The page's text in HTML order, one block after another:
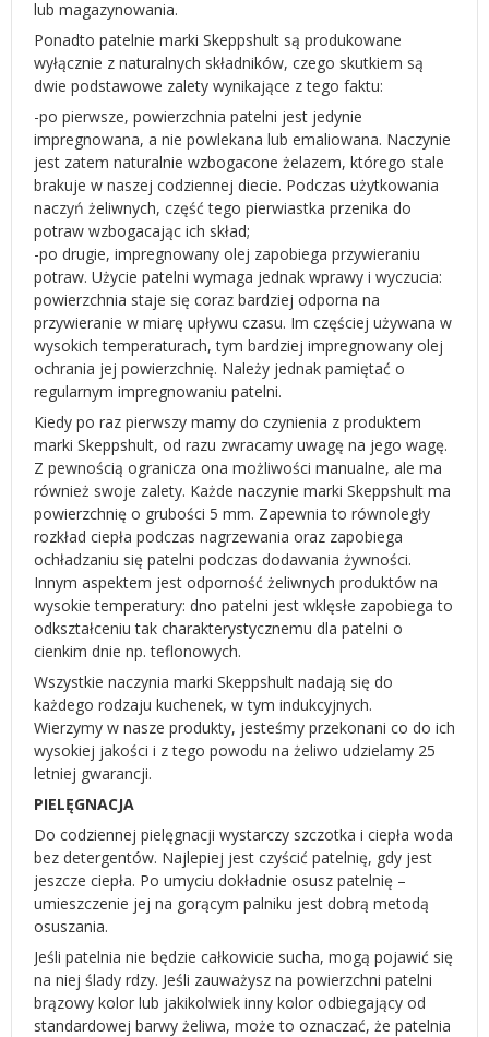
lub magazynowania.
Ponadto patelnie marki Skeppshult są produkowane
wyłącznie z naturalnych składników, czego skutkiem są
dwie podstawowe zalety wynikające z tego faktu:
-po pierwsze, powierzchnia patelni jest jedynie
impregnowana, a nie powlekana lub emaliowana. Naczynie
jest zatem naturalnie wzbogacone żelazem, którego stale
brakuje w naszej codziennej diecie. Podczas użytkowania
naczyń żeliwnych, część tego pierwiastka przenika do
potraw wzbogacając ich skład;
-po drugie, impregnowany olej zapobiega przywieraniu
potraw. Użycie patelni wymaga jednak wprawy i wyczucia:
powierzchnia staje się coraz bardziej odporna na
przywieranie w miarę upływu czasu. Im częściej używana w
wysokich temperaturach, tym bardziej impregnowany olej
ochrania jej powierzchnię. Należy jednak pamiętać o
regularnym impregnowaniu patelni.
Kiedy po raz pierwszy mamy do czynienia z produktem
marki Skeppshult, od razu zwracamy uwagę na jego wagę.
Z pewnością ogranicza ona możliwości manualne, ale ma
również swoje zalety. Każde naczynie marki Skeppshult ma
powierzchnię o grubości 5 mm. Zapewnia to równoległy
rozkład ciepła podczas nagrzewania oraz zapobiega
ochładzaniu się patelni podczas dodawania żywności.
Innym aspektem jest odporność żeliwnych produktów na
wysokie temperatury: dno patelni jest wklęsłe zapobiega to
odkształceniu tak charakterystycznemu dla patelni o
cienkim dnie np. teflonowych.
Wszystkie naczynia marki Skeppshult nadają się do
każdego rodzaju kuchenek, w tym indukcyjnych.
Wierzymy w nasze produkty, jesteśmy przekonani co do ich
wysokiej jakości i z tego powodu na żeliwo udzielamy 25
letniej gwarancji.
PIELĘGNACJA
Do codziennej pielęgnacji wystarczy szczotka i ciepła woda
bez detergentów. Najlepiej jest czyścić patelnię, gdy jest
jeszcze ciepła. Po umyciu dokładnie osusz patelnię –
umieszczenie jej na gorącym palniku jest dobrą metodą
osuszania.
Jeśli patelnia nie będzie całkowicie sucha, mogą pojawić się
na niej ślady rdzy. Jeśli zauważysz na powierzchni patelni
brązowy kolor lub jakikolwiek inny kolor odbiegający od
standardowej barwy żeliwa, może to oznaczać, że patelnia